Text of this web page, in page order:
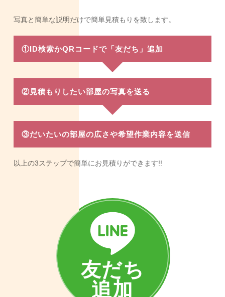
写真と簡単な説明だけで簡単見積もりを致します。
①ID検索かQRコードで「友だち」追加
②見積もりしたい部屋の写真を送る
③だいたいの部屋の広さや希望作業内容を送信
以上の3ステップで簡単にお見積りができます!!
友だち
追加